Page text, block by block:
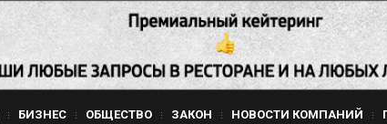
БИЗНЕС ОБЩЕСТВО ЗАКОН НОВОСТИ КОМПАНИЙ